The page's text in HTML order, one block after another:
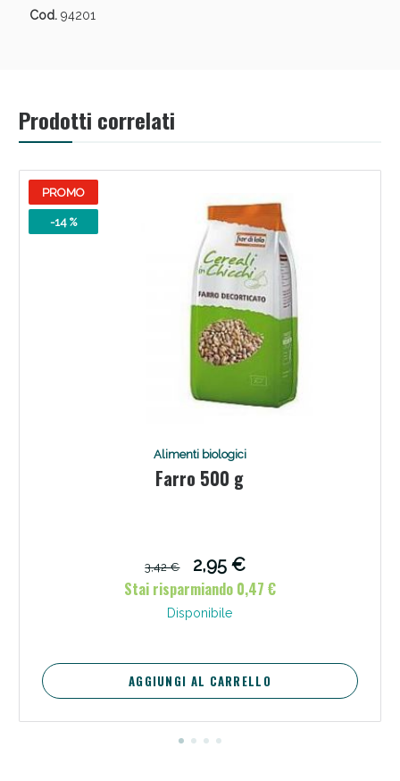
Cod.94201
Prodotti correlati
PROMO
-14 %
Alimenti biologici
Farro 500 g
3,42 €
2,95 €
Stai risparmiando 0,47 €
Disponibile
AGGIUNGI AL CARRELLO